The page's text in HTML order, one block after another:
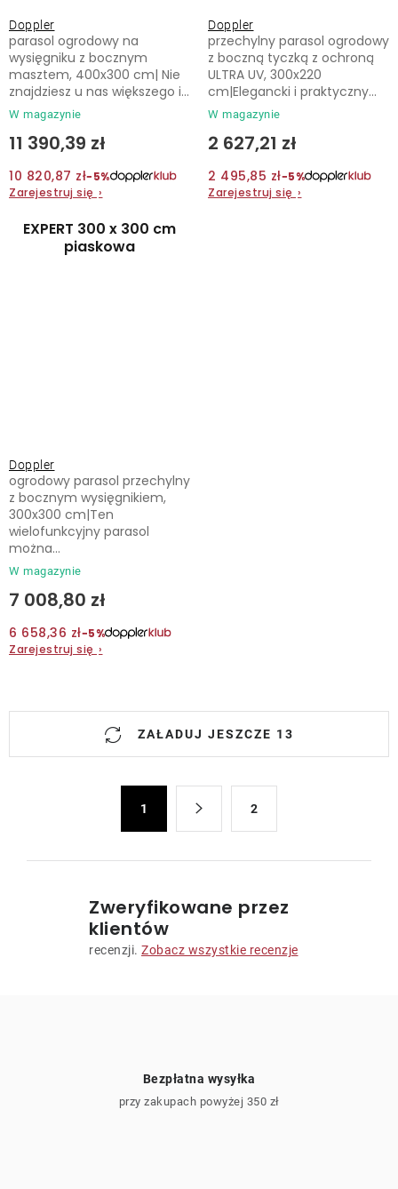
Doppler
W magazynie
11 390,39 zł
10 820,87 zł−5%
Zarejestruj się ›
parasol ogrodowy na
wysięgniku z bocznym
masztem, 400x300 cm| Nie
znajdziesz u nas większego i...
Doppler
W magazynie
2 627,21 zł
2 495,85 zł−5%
Zarejestruj się ›
przechylny parasol ogrodowy
z boczną tyczką z ochroną
ULTRA UV, 300x220
cm|Elegancki i praktyczny...
EXPERT 300 x 300 cm
piaskowa
Doppler
W magazynie
7 008,80 zł
6 658,36 zł−5%
Zarejestruj się ›
ogrodowy parasol przechylny
z bocznym wysięgnikiem,
300x300 cm|Ten
wielofunkcyjny parasol
można...
K
ZAŁADUJ JESZCZE 13
1 2
Zweryfikowane przez
klientów
recenzji. Zobacz wszystkie recenzje
Bezpłatna wysyłka
przy zakupach powyżej 350 zł